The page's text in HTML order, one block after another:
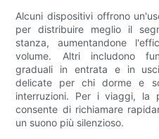
Alcuni dispositivi offrono
per distribuire meglio il
stanza, aumentandone
volume. Altri includono
graduali in entrata e in
delicate per chi dorme e
interruzioni. Per i viaggi, la
consente di richiamare
un suono più silenzioso.